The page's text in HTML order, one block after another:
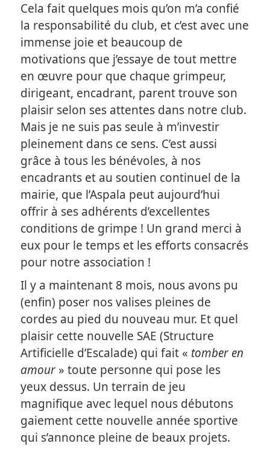
Cela fait quelques mois qu’on m’a confié
la responsabilité du club, et c’est avec une
immense joie et beaucoup de
motivations que j’essaye de tout mettre
en œuvre pour que chaque grimpeur,
dirigeant, encadrant, parent trouve son
plaisir selon ses attentes dans notre club.
Mais je ne suis pas seule à m’investir
pleinement dans ce sens. C’est aussi
grâce à tous les bénévoles, à nos
encadrants et au soutien continuel de la
mairie, que l’Aspala peut aujourd’hui
offrir à ses adhérents d’excellentes
conditions de grimpe ! Un grand merci à
eux pour le temps et les efforts consacrés
pour notre association !
Il y a maintenant 8 mois, nous avons pu
(enfin) poser nos valises pleines de
cordes au pied du nouveau mur. Et quel
plaisir cette nouvelle SAE (Structure
Artificielle d’Escalade) qui fait « tomber en
amour » toute personne qui pose les
yeux dessus. Un terrain de jeu
magnifique avec lequel nous débutons
gaiement cette nouvelle année sportive
qui s’annonce pleine de beaux projets.